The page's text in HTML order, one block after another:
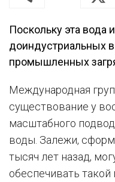
Поскольку эта вода
доиндустриальных
промышленных
Международная
существование у
масштабного
воды. Залежи,
тысяч лет назад,
обеспечивать